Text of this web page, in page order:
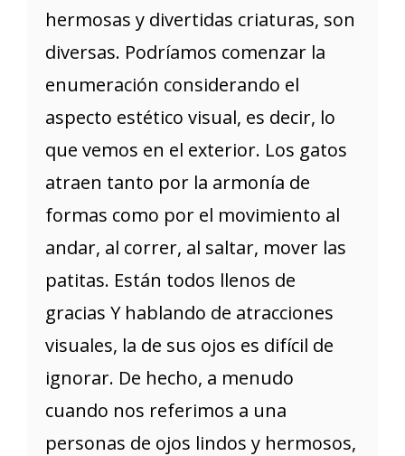
hermosas y divertidas criaturas, son
diversas. Podríamos comenzar la
enumeración considerando el
aspecto estético visual, es decir, lo
que vemos en el exterior. Los gatos
atraen tanto por la armonía de
formas como por el movimiento al
andar, al correr, al saltar, mover las
patitas. Están todos llenos de
gracias Y hablando de atracciones
visuales, la de sus ojos es difícil de
ignorar. De hecho, a menudo
cuando nos referimos a una
personas de ojos lindos y hermosos,